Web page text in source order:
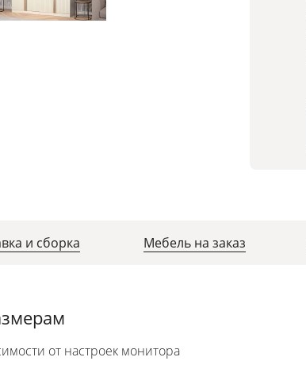
и сборка Мебель на заказ
от настроек монитора